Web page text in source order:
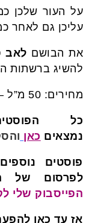
על העור שלכן
עליכן גם לאחר
את הבושם לאב
להשיג ברשתות
מחירים: 50 מ”ל – 405 ₪, 75 מ”ל – 498 ₪
כל
נמצאים כאן
פוסטים
לפרסום של
הפייסבוק שלי
אז עד כאן